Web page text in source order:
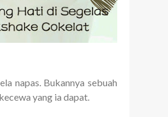
napas. Bukannya sebuah
yang ia dapat.